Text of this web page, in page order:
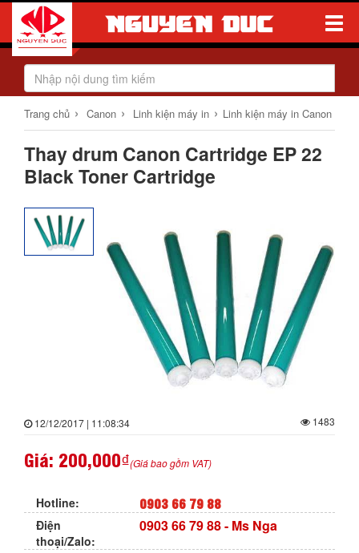
Toggle
Trang chủ › Canon › Linh kiện máy in › Linh kiện máy in Canon
Thay drum Canon Cartridge EP 22
Black Toner Cartridge
12/12/2017 | 11:08:34 1483
Giá: 200,000₫(Giá bao gồm VAT)
Hotline: 0903 66 79 88
Điện
thoại/Zalo:
0903 66 79 88- Ms Nga